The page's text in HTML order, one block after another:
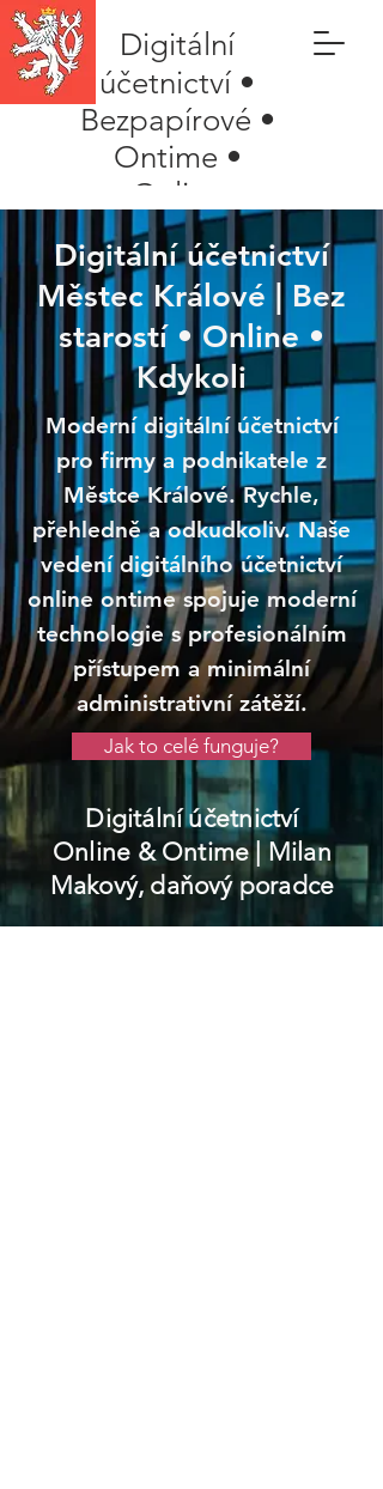
Digitální
účetnictví •
Bezpapírové •
Ontime •
Online
Digitální účetnictví
Městec Králové | Bez
starostí • Online •
Kdykoli
Moderní digitální účetnictví
pro firmy a podnikatele z
Městce Králové. Rychle,
přehledně a odkudkoliv. Naše
vedení digitálního účetnictví
online ontime spojuje moderní
technologie s profesionálním
přístupem a minimální
administrativní zátěží.
Jak to celé funguje?
Digitální účetnictví
Online & Ontime| Milan
Makový, daňový poradce